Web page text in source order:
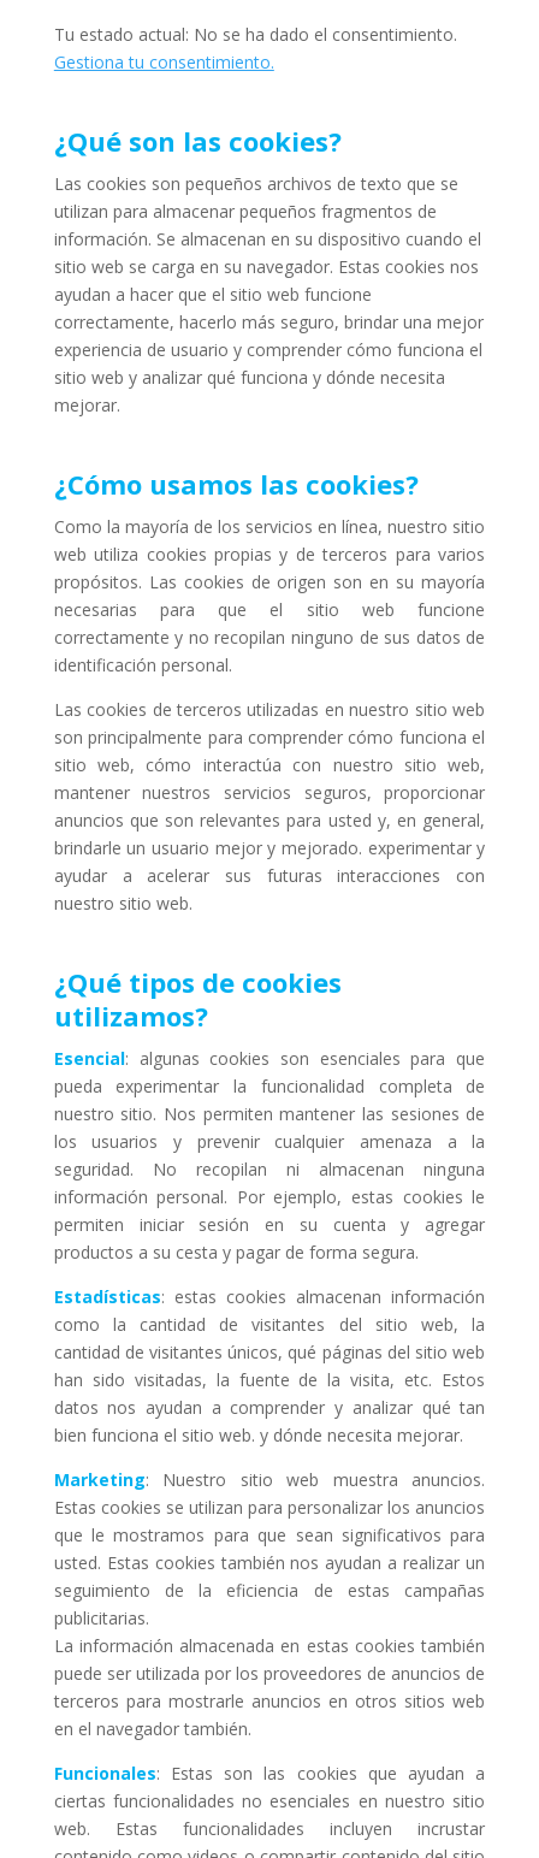
Tu estado actual: No se ha dado el consentimiento.
Gestiona tu consentimiento.
¿Qué son las cookies?
Las cookies son pequeños archivos de texto que se
utilizan para almacenar pequeños fragmentos de
información. Se almacenan en su dispositivo cuando el
sitio web se carga en su navegador. Estas cookies nos
ayudan a hacer que el sitio web funcione
correctamente, hacerlo más seguro, brindar una mejor
experiencia de usuario y comprender cómo funciona el
sitio web y analizar qué funciona y dónde necesita
mejorar.
¿Cómo usamos las cookies?
Como la mayoría de los servicios en línea, nuestro sitio
web utiliza cookies propias y de terceros para varios
propósitos. Las cookies de origen son en su mayoría
necesarias para que el sitio web funcione
correctamente y no recopilan ninguno de sus datos de
identificación personal.
Las cookies de terceros utilizadas en nuestro sitio web
son principalmente para comprender cómo funciona el
sitio web, cómo interactúa con nuestro sitio web,
mantener nuestros servicios seguros, proporcionar
anuncios que son relevantes para usted y, en general,
brindarle un usuario mejor y mejorado. experimentar y
ayudar a acelerar sus futuras interacciones con
nuestro sitio web.
¿Qué tipos de cookies
utilizamos?
Esencial: algunas cookies son esenciales para que
pueda experimentar la funcionalidad completa de
nuestro sitio. Nos permiten mantener las sesiones de
los usuarios y prevenir cualquier amenaza a la
seguridad. No recopilan ni almacenan ninguna
información personal. Por ejemplo, estas cookies le
permiten iniciar sesión en su cuenta y agregar
productos a su cesta y pagar de forma segura.
Estadísticas: estas cookies almacenan información
como la cantidad de visitantes del sitio web, la
cantidad de visitantes únicos, qué páginas del sitio web
han sido visitadas, la fuente de la visita, etc. Estos
datos nos ayudan a comprender y analizar qué tan
bien funciona el sitio web. y dónde necesita mejorar.
Marketing: Nuestro sitio web muestra anuncios.
Estas cookies se utilizan para personalizar los anuncios
que le mostramos para que sean significativos para
usted. Estas cookies también nos ayudan a realizar un
seguimiento de la eficiencia de estas campañas
publicitarias.
La información almacenada en estas cookies también
puede ser utilizada por los proveedores de anuncios de
terceros para mostrarle anuncios en otros sitios web
en el navegador también.
Funcionales: Estas son las cookies que ayudan a
ciertas funcionalidades no esenciales en nuestro sitio
web. Estas funcionalidades incluyen incrustar